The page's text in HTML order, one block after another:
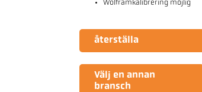
Wolframkalibrering möjlig
återställa
Välj en annan
bransch